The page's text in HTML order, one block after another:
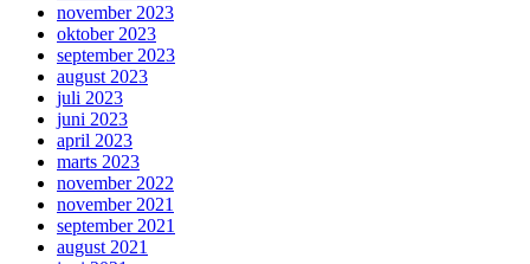
november 2023
oktober 2023
september 2023
august 2023
juli 2023
juni 2023
april 2023
marts 2023
november 2022
november 2021
september 2021
august 2021